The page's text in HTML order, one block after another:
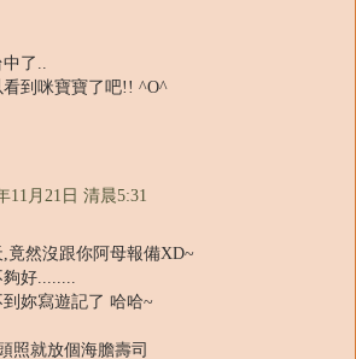
了..
到咪寶寶了吧!! ^O^
11月21日 清晨5:31
竟然沒跟你阿母報備XD~
好........
妳寫遊記了 哈哈~
照就放個海膽壽司